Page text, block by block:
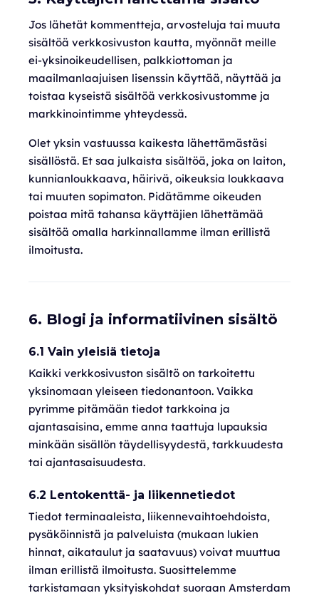
Jos lähetät kommentteja, arvosteluja tai muuta
sisältöä verkkosivuston kautta, myönnät meille
ei-yksinoikeudellisen, palkkiottoman ja
maailmanlaajuisen lisenssin käyttää, näyttää ja
toistaa kyseistä sisältöä verkkosivustomme ja
markkinointimme yhteydessä.
Olet yksin vastuussa kaikesta lähettämästäsi
sisällöstä. Et saa julkaista sisältöä, joka on laiton,
kunnianloukkaava, häirivä, oikeuksia loukkaava
tai muuten sopimaton. Pidätämme oikeuden
poistaa mitä tahansa käyttäjien lähettämää
sisältöä omalla harkinnallamme ilman erillistä
ilmoitusta.
6. Blogi ja informatiivinen sisältö
6.1 Vain yleisiä tietoja
Kaikki verkkosivuston sisältö on tarkoitettu
yksinomaan yleiseen tiedonantoon. Vaikka
pyrimme pitämään tiedot tarkkoina ja
ajantasaisina, emme anna taattuja lupauksia
minkään sisällön täydellisyydestä, tarkkuudesta
tai ajantasaisuudesta.
6.2 Lentokenttä- ja liikennetiedot
Tiedot terminaaleista, liikennevaihtoehdoista,
pysäköinnistä ja palveluista (mukaan lukien
hinnat, aikataulut ja saatavuus) voivat muuttua
ilman erillistä ilmoitusta. Suosittelemme
tarkistamaan yksityiskohdat suoraan Amsterdam